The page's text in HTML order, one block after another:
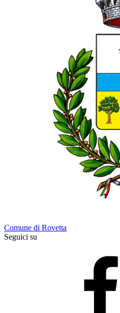
Comune di Rovetta
Seguici su